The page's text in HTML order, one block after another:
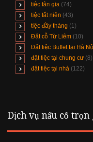
tiệc tân gia (74)
tiệc tất niên (43)
tiệc đầy tháng (1)
Đặt cỗ Từ Liêm (10)
Đặt tiệc Buffet tại Hà
đặt tiệc tại chung cư (8)
đặt tiệc tại nhà (122)
Dịch vụ nấu cỗ trọn